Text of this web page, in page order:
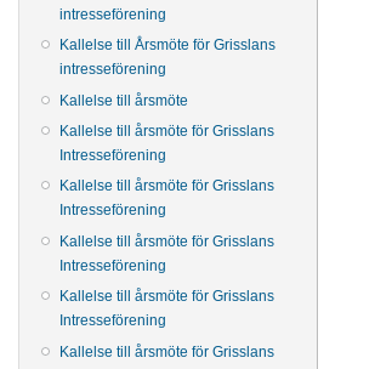
intresseförening
Kallelse till Årsmöte för Grisslans
intresseförening
Kallelse till årsmöte
Kallelse till årsmöte för Grisslans
Intresseförening
Kallelse till årsmöte för Grisslans
Intresseförening
Kallelse till årsmöte för Grisslans
Intresseförening
Kallelse till årsmöte för Grisslans
Intresseförening
Kallelse till årsmöte för Grisslans